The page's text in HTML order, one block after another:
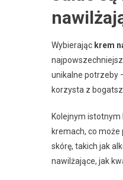
Wybierając krem
unikalne potrzeby
korzysta z
Kolejnym istotnym
kremach, co może
skórę, takich jak
nawilżające, jak